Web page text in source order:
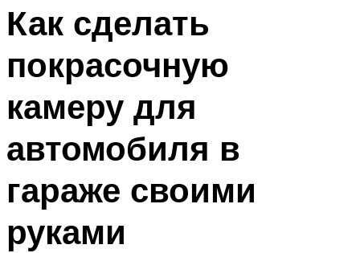
Как сделать
покрасочную
камеру для
автомобиля в
гараже своими
руками